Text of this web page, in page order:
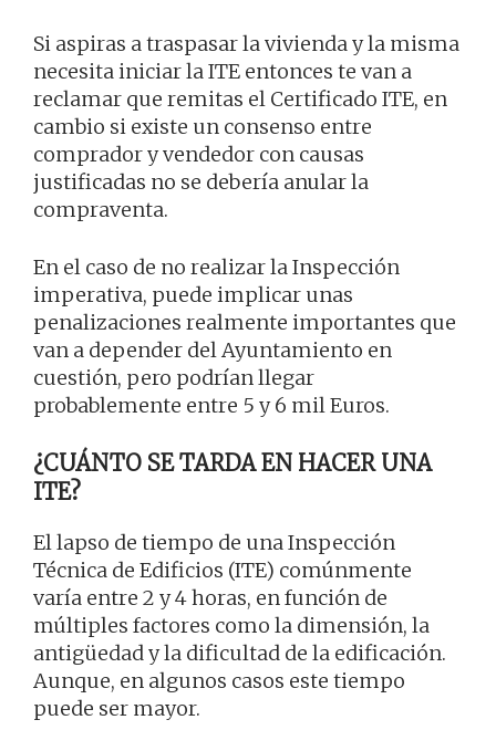
Si aspiras a traspasar la vivienda y la misma
necesita iniciar la ITE entonces te van a
reclamar que remitas el Certificado ITE, en
cambio si existe un consenso entre
comprador y vendedor con causas
justificadas no se debería anular la
compraventa.
En el caso de no realizar la Inspección
imperativa, puede implicar unas
penalizaciones realmente importantes que
van a depender del Ayuntamiento en
cuestión, pero podrían llegar
probablemente entre 5 y 6 mil Euros.
¿CUÁNTO SE TARDA EN HACER UNA
ITE?
El lapso de tiempo de una Inspección
Técnica de Edificios (ITE) comúnmente
varía entre 2 y 4 horas, en función de
múltiples factores como la dimensión, la
antigüedad y la dificultad de la edificación.
Aunque, en algunos casos este tiempo
puede ser mayor.